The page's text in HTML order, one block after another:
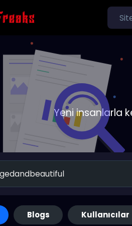
Yeni insanlarla
Blogs Kullanıcılar